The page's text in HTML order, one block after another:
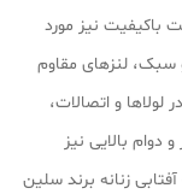
باکیفیت نیز مورد
سبک، لنزهای مقاوم
و اتصالات،
بالایی نیز
زنانه برند سلین